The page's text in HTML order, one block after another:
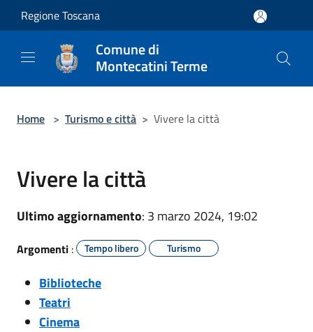
Salta al contenuto principale
Regione Toscana
Comune di
Montecatini Terme
Home > Turismo e città > Vivere la città
Vivere la città
Ultimo aggiornamento: 3 marzo 2024, 19:02
Argomenti : Tempo libero Turismo
Biblioteche
Teatri
Cinema